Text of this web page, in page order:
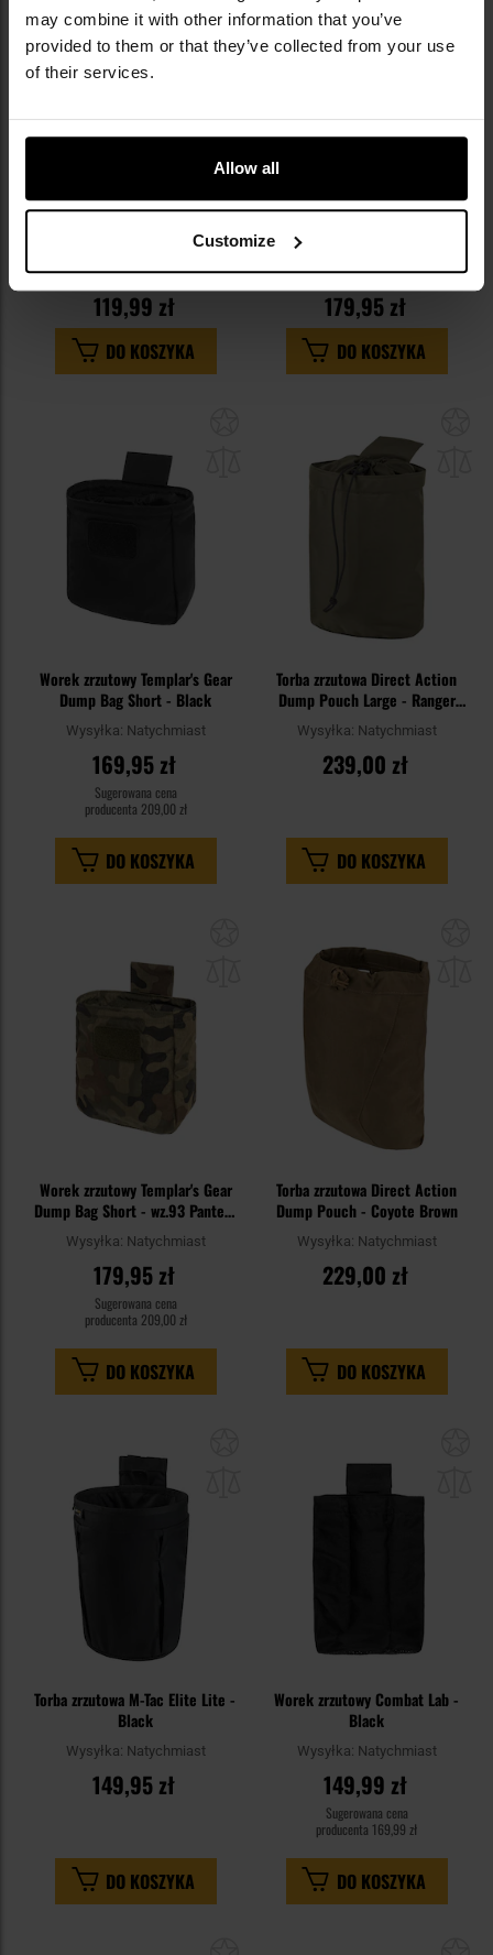
may combine it with other information that you’ve
provided to them or that they’ve collected from your use
of their services.
Allow all
Customize
schowka
Wysyłka:Natychmiast
119,99 zł
DO KOSZYKA
Slick Dump Pouch - Ranger
Wysyłka:Natychmiast
179,95 zł
DO KOSZYKA
schowka
Worek zrzutowy Templar's Gear
Dump Bag Short - Black
Wysyłka: Natychmiast
169,95 zł
Sugerowana cena
producenta 209,00 zł
DO KOSZYKA
Torba zrzutowa Direct Action
Dump Pouch Large - Ranger
Green
Wysyłka: Natychmiast
239,00 zł
DO KOSZYKA
schowka
Worek zrzutowy Templar's Gear
Dump Bag Short - wz.93 Pantera
PL Woodland
Wysyłka: Natychmiast
179,95 zł
Sugerowana cena
producenta 209,00 zł
DO KOSZYKA
Torba zrzutowa Direct Action
Dump Pouch - Coyote Brown
Wysyłka: Natychmiast
229,00 zł
DO KOSZYKA
Torba zrzutowa M-Tac Elite Lite -
Black
Wysyłka: Natychmiast
149,95 zł
DO KOSZYKA
Worek zrzutowy Combat Lab -
Black
Wysyłka: Natychmiast
149,99 zł
Sugerowana cena
producenta 169,99 zł
DO KOSZYKA